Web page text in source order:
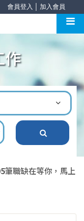
會員登入 加入會員
作
筆職缺在等你，馬上